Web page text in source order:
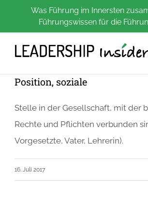
Was Führung im Innersten
Führungswissen für die
Position, soziale
Stelle in der Gesellschaft, mit der
Rechte und Pflichten verbunden
Vorgesetzte, Vater, Lehrerin).
16. Juli 2017